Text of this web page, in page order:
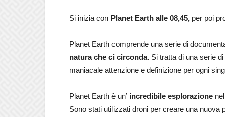
Si inizia con Planet Earth alle 08,45, per poi
Planet Earth comprende una serie di
natura che ci circonda. Si tratta di una serie
maniacale attenzione e definizione per ogni
Planet Earth è un’ incredibile esplorazione
Sono stati utilizzati droni per creare una